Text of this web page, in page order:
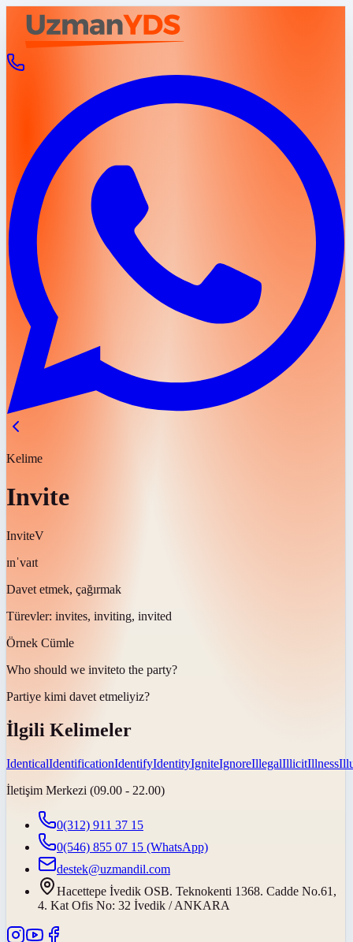
Kelime
Invite
InviteV
ɪnˈvaɪt
Davet etmek, çağırmak
Türevler: invites, inviting, invited
Örnek Cümle
Who should we inviteto the party?
Partiye kimi davet etmeliyiz?
İlgili Kelimeler
IdenticalIdentificationIdentifyIdentityIgniteIgnoreIllegalIllicitIllness
İletişim Merkezi (09.00 - 22.00)
0(312) 911 37 15
0(546) 855 07 15 (WhatsApp)
destek@uzmandil.com
Hacettepe İvedik OSB. Teknokenti 1368. Cadde No.61,
4. Kat Ofis No: 32 İvedik / ANKARA